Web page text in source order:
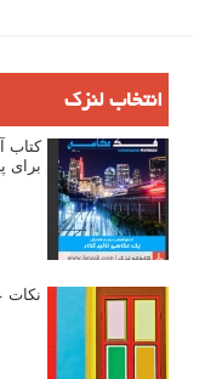
انتخاب لنزک
کتاب
برای
نکات